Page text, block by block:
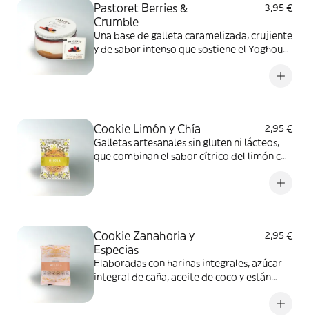
Pastoret Berries &
Crumble
3,95 €
Una base de galleta caramelizada, crujiente
y de sabor intenso que sostiene el Yoghourt
Cookie Limón y Chía
2,95 €
Galletas artesanales sin gluten ni lácteos,
que combinan el sabor cítrico del limón con
Cookie Zanahoria y
Especias
2,95 €
Elaboradas con harinas integrales, azúcar
integral de caña, aceite de coco y están